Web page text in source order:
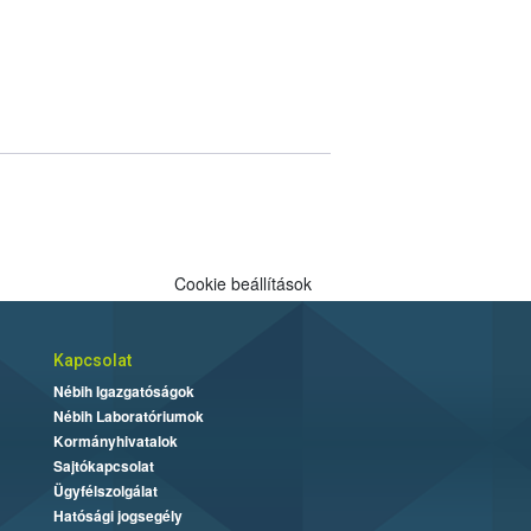
Cookie beállítások
Kapcsolat
Nébih Igazgatóságok
Nébih Laboratóriumok
Kormányhivatalok
Sajtókapcsolat
Ügyfélszolgálat
Hatósági jogsegély